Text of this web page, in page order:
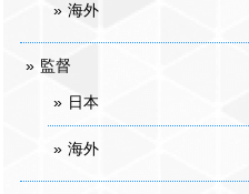
海外
監督
日本
海外